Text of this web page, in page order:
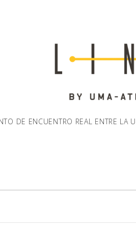
DE ENCUENTRO REAL ENTRE LA